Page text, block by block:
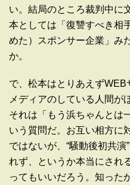
い。 結局のところ裁判中に
本としては「 復讐すべき相
めた）スポンサー企業 」み
か。
で、松本はとりあえずWEB
メディアのしている人間が
それは「もう浜ち ゃんとは
いう質問だ。お互い相方に
ではないが、“騒動後初共演”
れず、というか本当にされ
ってもいいだろう。知った